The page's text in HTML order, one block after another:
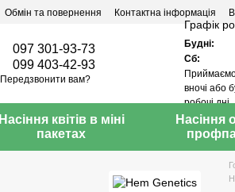
Обмін та повернення Контактна інформація
097 301-93-73
099 403-42-93
Передзвонити вам?
Графік
Будні:
Сб:
вночі або
робочі дні.
Насіння квітів в міні
пакетах
Насіння